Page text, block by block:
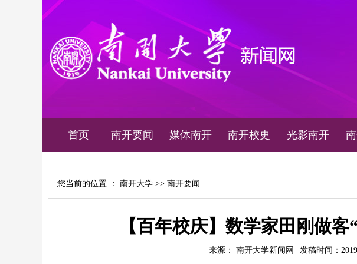
首页 南开要闻 媒体南开 南开校史 光影南开
您当前的位置 ： 南开大学 >> 南开要闻
【百年校庆】数学家田刚做
来源： 南开大学新闻网 发稿时间：